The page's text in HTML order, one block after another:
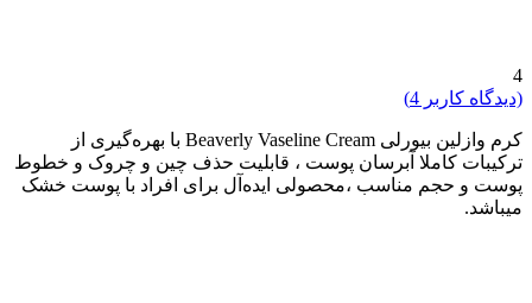
4
(دیدگاه کاربر 4
)
کرم وازلین بیورلی Beaverly Vaseline Cream با بهره‌گیری از
ترکیبات کاملا آبرسان پوست ، قابلیت حذف چین و چروک و خطوط
پوست و حجم مناسب ،محصولی ایده‌آل برای افراد با پوست خشک
میباشد.